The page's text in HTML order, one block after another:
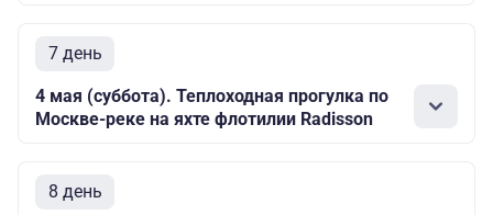
7 день
4 мая (суббота). Теплоходная прогулка по
Москве-реке на яхте флотилии Radisson
8 день